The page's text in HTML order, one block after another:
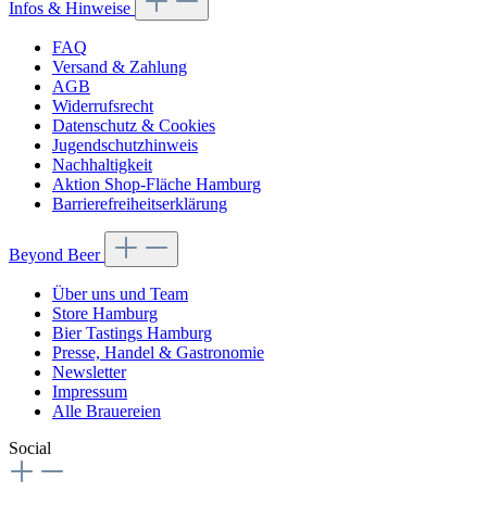
Infos & Hinweise
FAQ
Versand & Zahlung
AGB
Widerrufsrecht
Datenschutz & Cookies
Jugendschutzhinweis
Nachhaltigkeit
Aktion Shop-Fläche Hamburg
Barrierefreiheitserklärung
Beyond Beer
Über uns und Team
Store Hamburg
Bier Tastings Hamburg
Presse, Handel & Gastronomie
Newsletter
Impressum
Alle Brauereien
Social